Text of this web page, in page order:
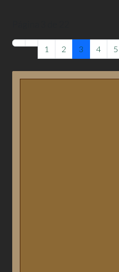
1 2 3 4 5